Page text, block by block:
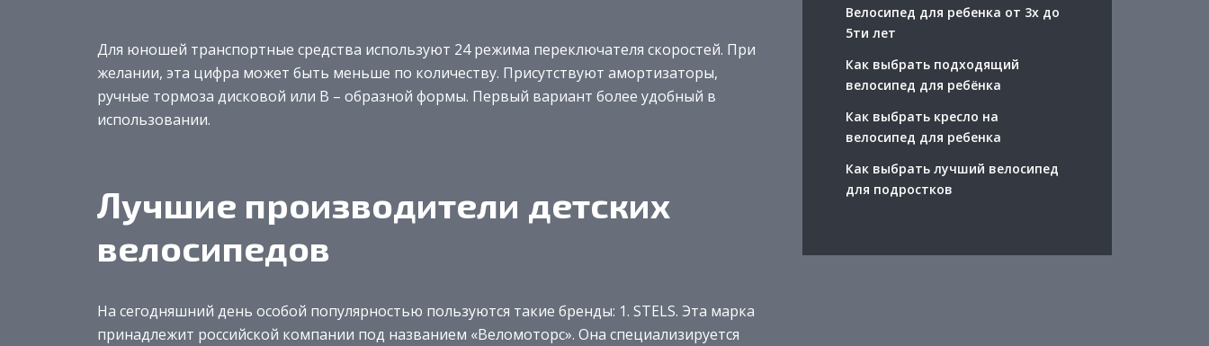
Для юношей транспортные средства используют 24 режима переключателя скоростей. При
желании, эта цифра может быть меньше по количеству. Присутствуют амортизаторы,
ручные тормоза дисковой или В – образной формы. Первый вариант более удобный в
использовании.
Лучшие производители детских
велосипедов
На сегодняшний день особой популярностью пользуются такие бренды: 1. STELS. Эта марка
принадлежит российской компании под названием «Веломоторс». Она специализируется
Велосипед для ребенка от 3х до
5ти лет
Как выбрать подходящий
велосипед для ребёнка
Как выбрать кресло на
велосипед для ребенка
Как выбрать лучший велосипед
для подростков